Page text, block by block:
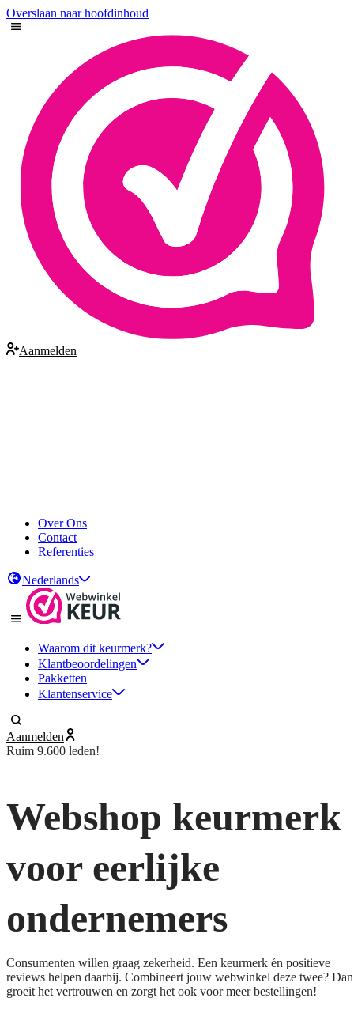
Overslaan naar hoofdinhoud
Aanmelden
Over Ons
Contact
Referenties
Nederlands
Waarom dit keurmerk?
Klantbeoordelingen
Pakketten
Klantenservice
Aanmelden
Ruim 9.600 leden!
Webshop keurmerk
voor eerlijke
ondernemers
Consumenten willen graag zekerheid. Een keurmerk én positieve
reviews helpen daarbij. Combineert jouw webwinkel deze twee? Dan
groeit het vertrouwen en zorgt het ook voor meer bestellingen!